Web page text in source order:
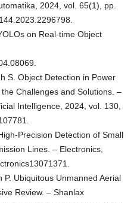
2024, vol. 65(1), рр.
on Real-time Object
S. Object Detection in Power
Challenges and Solutions. –
Intelligence, 2024, vol. 130,
Precision Detection of Small
Lines. – Electronics,
P. Ubiquitous Unmanned Aerial
Review. – Shanlax